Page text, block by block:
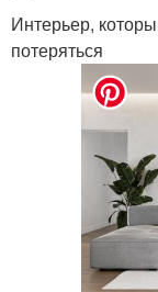
Интерьер,
потеряться